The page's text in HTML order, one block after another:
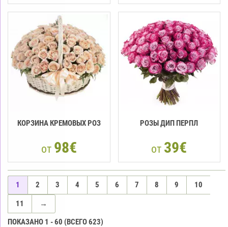
КОРЗИНА КРЕМОВЫХ РОЗ
от 98€
РОЗЫ ДИП ПЕРПЛ
от 39€
1 2 3 4 5 6 7 8 9 10
11
→
ПОКАЗАНО 1 -60 (ВСЕГО623)